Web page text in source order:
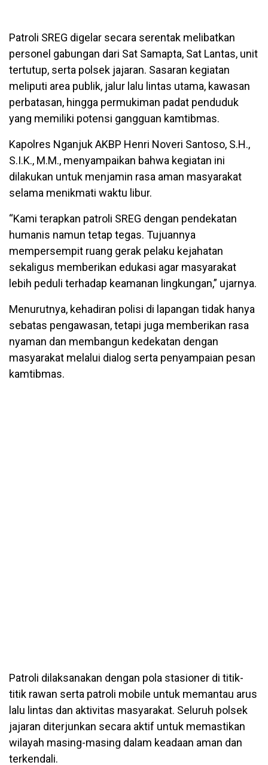
Patroli SREG digelar secara serentak melibatkan
personel gabungan dari Sat Samapta, Sat Lantas, unit
tertutup, serta polsek jajaran. Sasaran kegiatan
meliputi area publik, jalur lalu lintas utama, kawasan
perbatasan, hingga permukiman padat penduduk
yang memiliki potensi gangguan kamtibmas.
Kapolres Nganjuk AKBP Henri Noveri Santoso, S.H.,
S.I.K., M.M., menyampaikan bahwa kegiatan ini
dilakukan untuk menjamin rasa aman masyarakat
selama menikmati waktu libur.
“Kami terapkan patroli SREG dengan pendekatan
humanis namun tetap tegas. Tujuannya
mempersempit ruang gerak pelaku kejahatan
sekaligus memberikan edukasi agar masyarakat
lebih peduli terhadap keamanan lingkungan,” ujarnya.
Menurutnya, kehadiran polisi di lapangan tidak hanya
sebatas pengawasan, tetapi juga memberikan rasa
nyaman dan membangun kedekatan dengan
masyarakat melalui dialog serta penyampaian pesan
kamtibmas.
Patroli dilaksanakan dengan pola stasioner di titik-
titik rawan serta patroli mobile untuk memantau arus
lalu lintas dan aktivitas masyarakat. Seluruh polsek
jajaran diterjunkan secara aktif untuk memastikan
wilayah masing-masing dalam keadaan aman dan
terkendali.